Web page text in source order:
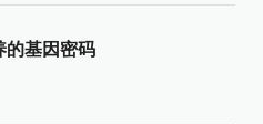
的基因密码